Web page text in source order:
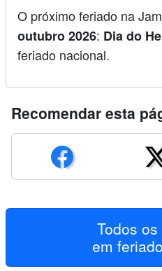
O próximo feriado na
outubro 2026: Dia do
feriado nacional.
Recomendar esta
Todos
em